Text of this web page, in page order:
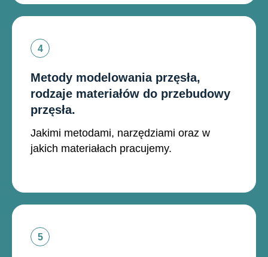
Metody modelowania przęsła,
rodzaje materiałów do przebudowy
przęsła.
Jakimi metodami, narzędziami oraz w
jakich materiałach pracujemy.